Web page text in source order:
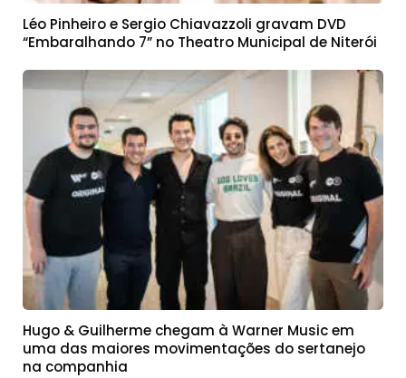
Léo Pinheiro e Sergio Chiavazzoli gravam DVD
“Embaralhando 7” no Theatro Municipal de Niterói
Hugo & Guilherme chegam à Warner Music em
uma das maiores movimentações do sertanejo
na companhia